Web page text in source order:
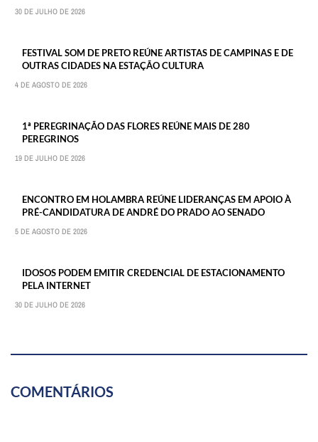
30 DE JULHO DE 2026
FESTIVAL SOM DE PRETO REÚNE ARTISTAS DE CAMPINAS E DE
OUTRAS CIDADES NA ESTAÇÃO CULTURA
4 DE AGOSTO DE 2026
1ª PEREGRINAÇÃO DAS FLORES REÚNE MAIS DE 280
PEREGRINOS
19 DE JULHO DE 2026
ENCONTRO EM HOLAMBRA REÚNE LIDERANÇAS EM APOIO À
PRÉ-CANDIDATURA DE ANDRÉ DO PRADO AO SENADO
5 DE AGOSTO DE 2026
IDOSOS PODEM EMITIR CREDENCIAL DE ESTACIONAMENTO
PELA INTERNET
30 DE JULHO DE 2026
COMENTÁRIOS